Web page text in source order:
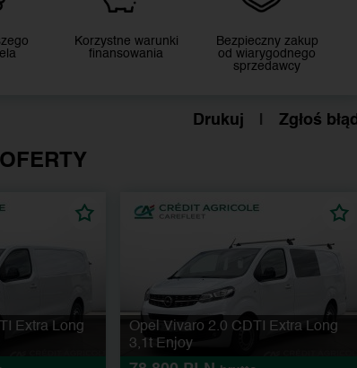
Korzystne warunki
finansowania
Bezpieczny zakup
od wiarygodnego
sprzedawcy
Drukuj Zgłoś błąd
Extra Long
Opel Vivaro 2.0 CDTI Extra Long
3,1t Enjoy